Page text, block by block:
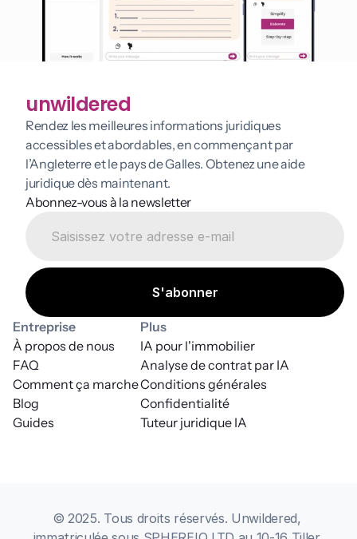
unwildered
Rendez les meilleures informations juridiques
accessibles et abordables, en commençant par
l’Angleterre et le pays de Galles. Obtenez une aide
juridique dès maintenant.
Abonnez-vous à la newsletter
Entreprise
À propos de nous
FAQ
Comment ça marche
Blog
Guides
Plus
Conditions générales
Analyse de contrat par IA
Tuteur juridique IA
Confidentialité
IA pour l'immobilier
© 2025. Tous droits réservés. Unwildered,